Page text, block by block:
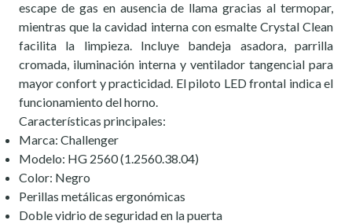
escape de gas en ausencia de llama gracias al termopar,
mientras que la cavidad interna con esmalte Crystal Clean
facilita la limpieza. Incluye bandeja asadora, parrilla
cromada, iluminación interna y ventilador tangencial para
mayor confort y practicidad. El piloto LED frontal indica el
funcionamiento del horno.
Características principales:
Marca: Challenger
Modelo: HG 2560 (1.2560.38.04)
Color: Negro
Perillas metálicas ergonómicas
Doble vidrio de seguridad en la puerta